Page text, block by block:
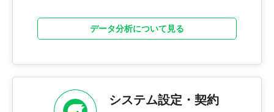
データ分析について見る
システム設定・契約